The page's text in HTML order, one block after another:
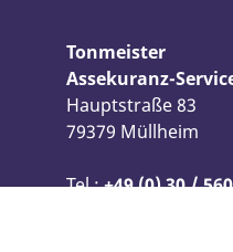
Tonmeister
Assekuranz-
Hauptstraße 83
79379 Müllheim
Tel.:+49 (0) 30 /